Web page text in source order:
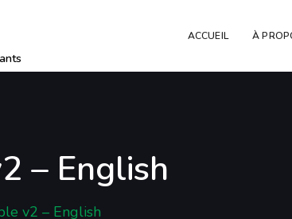
ACCUEIL À
– English
v2 – English